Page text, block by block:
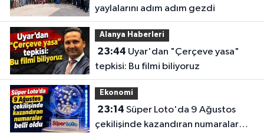
yaylalarını adım adım gezdi
Alanya Haberleri
23:44
tepkisi: Bu filmi biliyoruz
Ekonomi
23:14
çekilişinde kazandıran numaralar